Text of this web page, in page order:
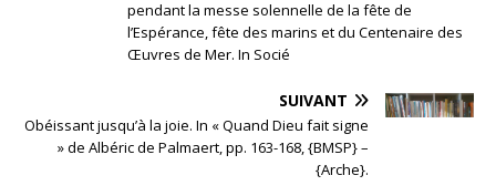
pendant la messe solennelle de la fête de
l’Espérance, fête des marins et du Centenaire des
Œuvres de Mer. In Socié
SUIVANT
Obéissant jusqu’à la joie. In « Quand Dieu fait signe
» de Albéric de Palmaert, pp. 163-168, {BMSP} –
{Arche}.